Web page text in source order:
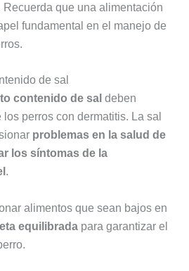
Recuerda que una alimentación
fundamental en el manejo de
de sal
contenido de sal deben
perros con dermatitis. La sal
problemas en la salud de
los síntomas de la
.
alimentos que sean bajos en
equilibradapara garantizar el